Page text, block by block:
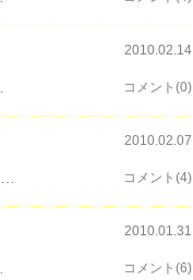
2010.02.14
コメント(0)
2010.02.07
コメント(4)
2010.01.31
コメント(6)